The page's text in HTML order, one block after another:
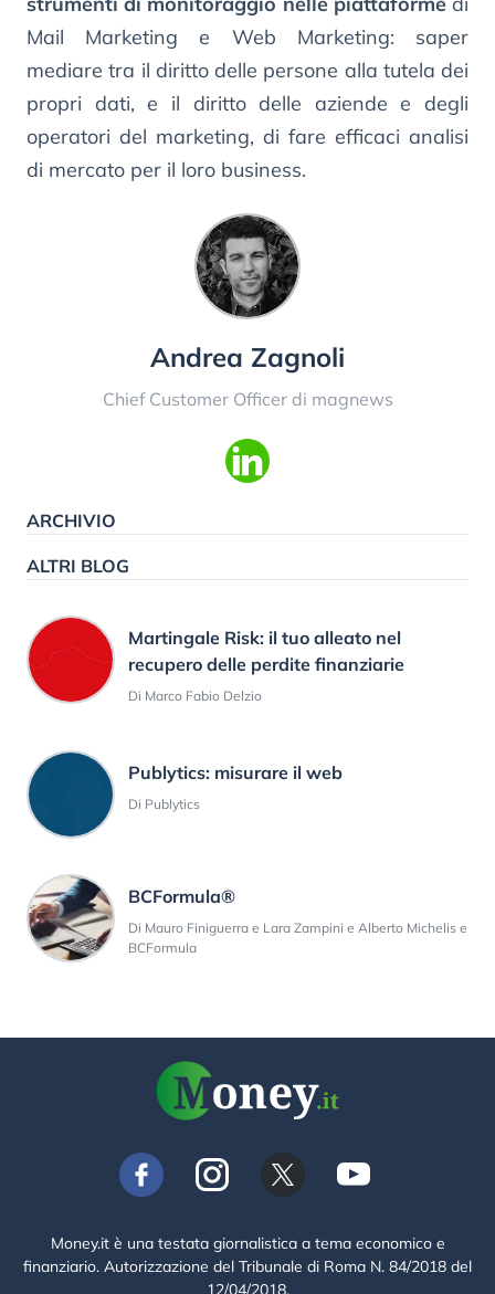
Mail Marketing e Web Marketing: saper
mediare tra il diritto delle persone alla tutela dei
propri dati, e il diritto delle aziende e degli
operatori del marketing, di fare efficaci analisi
di mercato per il loro business.
Andrea Zagnoli
Chief Customer Officer di magnews
ARCHIVIO
ALTRI BLOG
Martingale Risk: il tuo alleato nel
recupero delle perdite finanziarie
Di Marco Fabio Delzio
Publytics: misurare il web
Di Publytics
BCFormula®
Di Mauro Finiguerra e Lara Zampini e Alberto Michelis e
BCFormula
Money.it è una testata giornalistica a tema economico e
finanziario. Autorizzazione del Tribunale di Roma N. 84/2018 del
12/04/2018.